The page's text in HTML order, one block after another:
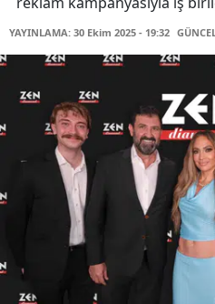
YAYINLAMA: 30 Ekim 2025 - 19:32